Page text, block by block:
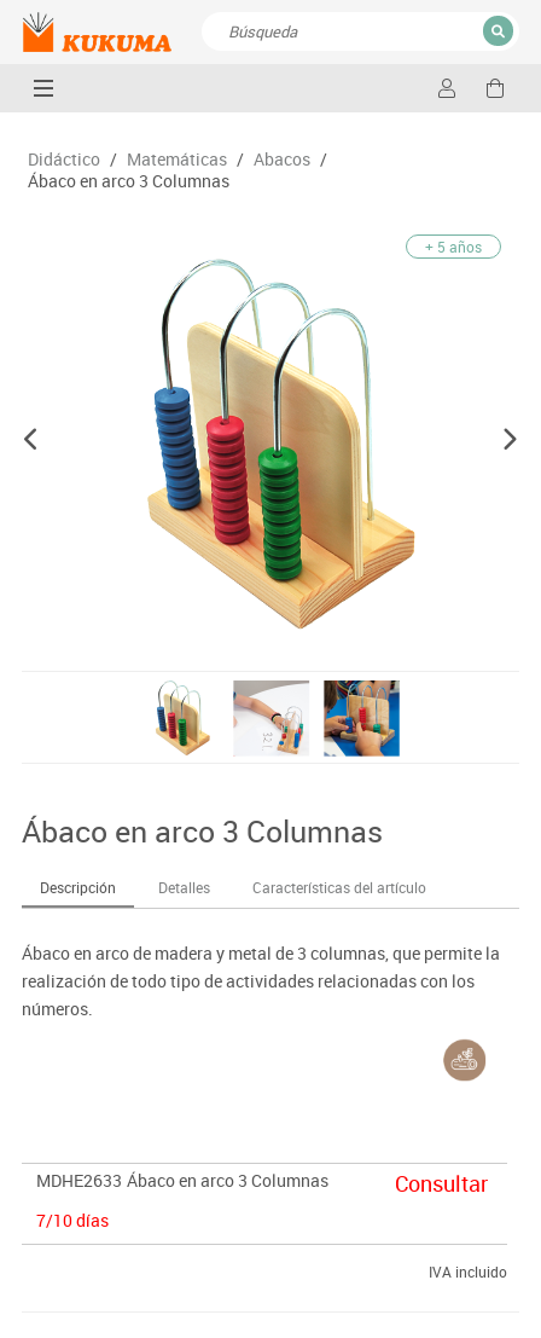
CERRAR
Didáctico / Matemáticas / Abacos /
Ábaco en arco 3 Columnas
+ 5 años
Ábaco en arco 3 Columnas
Descripción Detalles Características del artículo
Ábaco en arco de madera y metal de 3 columnas, que permite la
realización de todo tipo de actividades relacionadas con los
números.
MDHE2633 Ábaco en arco 3 Columnas
7/10 días
Consultar
IVA incluido